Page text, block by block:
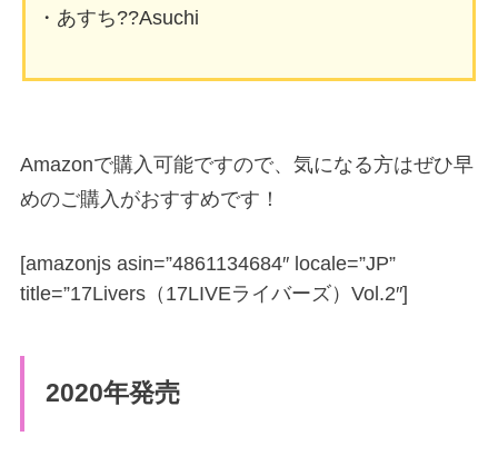
・あすち??Asuchi
Amazonで購入可能ですので、気になる方はぜひ早
めのご購入がおすすめです！
[amazonjs asin=”4861134684″ locale=”JP”
title=”17Livers（17LIVEライバーズ）Vol.2″]
2020年発売